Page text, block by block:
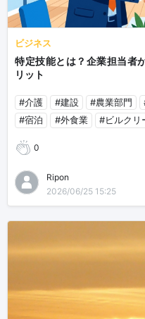
ビジネス
特定技能とは？企業担当者
リット
#介護 #建設 #農業部門
#宿泊
#外食業 #ビルクリ
0
Ripon
2026/06/25 15:25